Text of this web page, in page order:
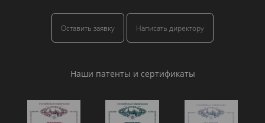
Оставить заявку Написать директору
Наши патенты и сертификаты